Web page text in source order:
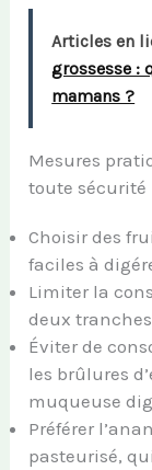
Articles en
grossesse :
mamans ?
Mesures
toute sécurité
Choisir des
faciles à
Limiter la
deux
Éviter de
les brûlures
muqueuse
Préférer
pasteurisé,